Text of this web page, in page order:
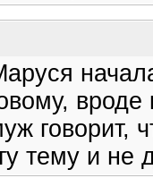
вроде
говорит,
тему и не